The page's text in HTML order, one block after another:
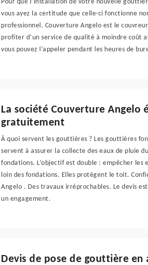
Pour que l’installation de votre nouvelle
vous ayez la certitude que celle-ci fonctionne
professionnel. Couverture Angelo est le
profiter d’un service de qualité à moindre coût
vous pouvez l’appeler pendant les heures de
La société Couverture
gratuitement
À quoi servent les gouttières ? Les gouttières
servent à assurer la collecte des eaux de pluie
fondations. L’objectif est double : empêcher les
loin des fondations. Elles protègent le toit.
Angelo . Des travaux irréprochables. Le devis
un engagement.
Devis de pose de gouttière